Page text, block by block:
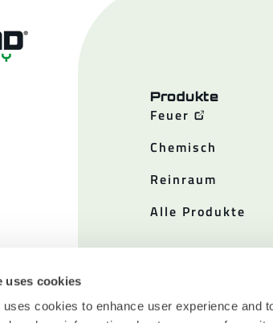
uses cookies
cookies to enhance user experience and
Produkte
Feuer
Chemisch
Reinraum
Alle Produkte